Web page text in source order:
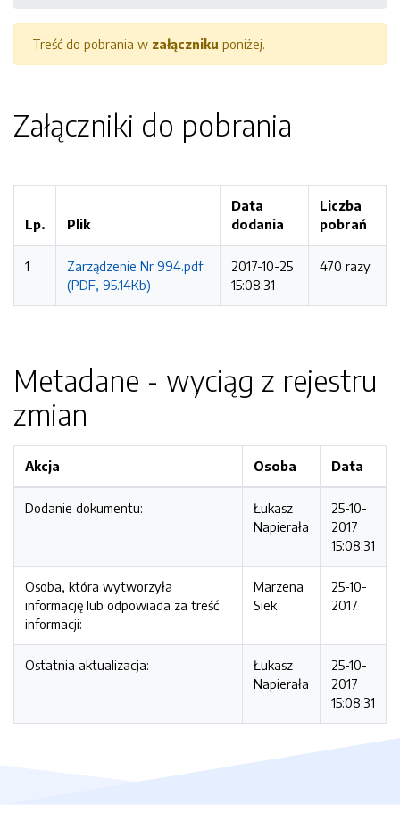
Treść do pobrania w załączniku poniżej.
Załączniki do pobrania
Lp. Plik
Data
dodania
Liczba
pobrań
1
Zarządzenie Nr 994.pdf
(PDF, 95.14Kb)
2017-10-25
15:08:31
470 razy
Metadane - wyciąg z rejestru
zmian
Akcja Osoba Data
Dodanie dokumentu:
Łukasz
Napierała
25-10-
2017
15:08:31
Osoba, która wytworzyła
informację lub odpowiada za treść
informacji:
Marzena
Siek
25-10-
2017
Ostatnia aktualizacja:
Łukasz
Napierała
25-10-
2017
15:08:31